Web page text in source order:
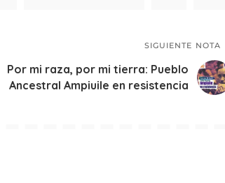
SIGUIENTE NOTA
Por mi raza, por mi tierra: Pueblo
Ancestral Ampiuile en resistencia